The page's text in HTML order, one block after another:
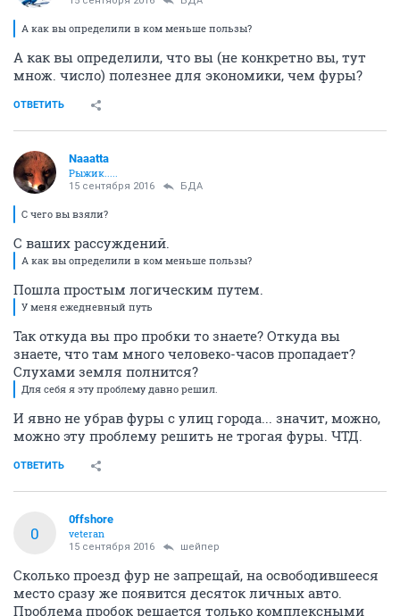
А как вы определили в ком меньше пользы?
А как вы определили, что вы (не конкретно вы, тут
множ. число) полезнее для экономики, чем фуры?
ОТВЕТИТЬ
Naaatta
Рыжик.....
15 сентября 2016 БДА
С чего вы взяли?
С ваших рассуждений.
А как вы определили в ком меньше пользы?
Пошла простым логическим путем.
У меня ежедневный путь
Так откуда вы про пробки то знаете? Откуда вы
знаете, что там много человеко-часов пропадает?
Слухами земля полнится?
Для себя я эту проблему давно решил.
И явно не убрав фуры с улиц города... значит, можно,
можно эту проблему решить не трогая фуры. ЧТД.
ОТВЕТИТЬ
0
0ffshore
veteran
15 сентября 2016 шейпер
Сколько проезд фур не запрещай, на освободившееся
место сразу же появится десяток личных авто.
Проблема пробок решается только комплексными